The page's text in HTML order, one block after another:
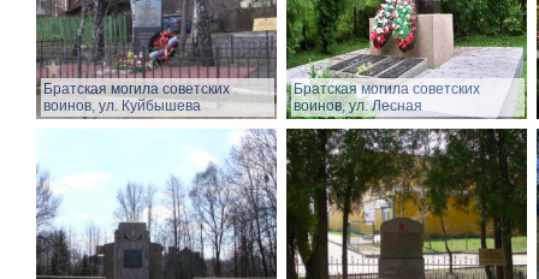
Братская могила советских
воинов, ул. Куйбышева
Братская могила советских
воинов, ул. Лесная